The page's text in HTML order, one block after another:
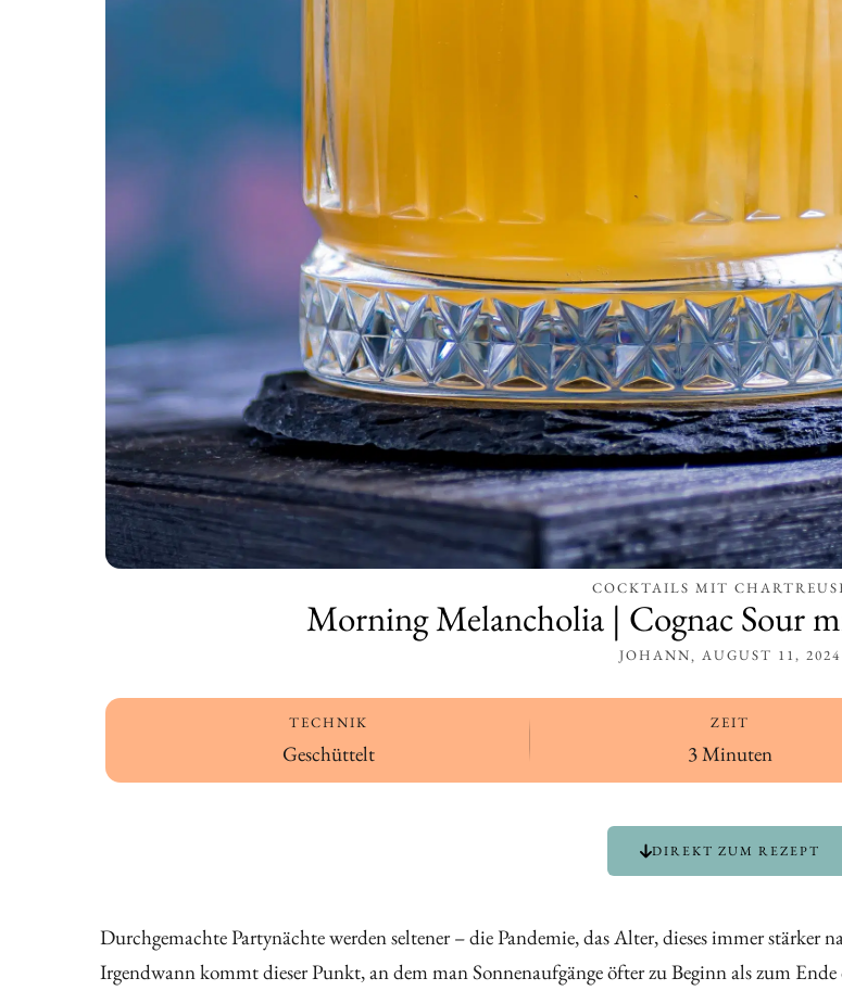
COCKTAILS MIT
Morning Melancholia | Cognac Sour
JOHANN AUGUST 11, 2024
TECHNIK
Geschüttelt
ZEIT
3 Minuten
DIREKT ZUM REZEPT
Durchgemachte Partynächte werden seltener – die Pandemie, das Alter, dieses immer
Irgendwann kommt dieser Punkt, an dem man Sonnenaufgänge öfter zu Beginn als zum